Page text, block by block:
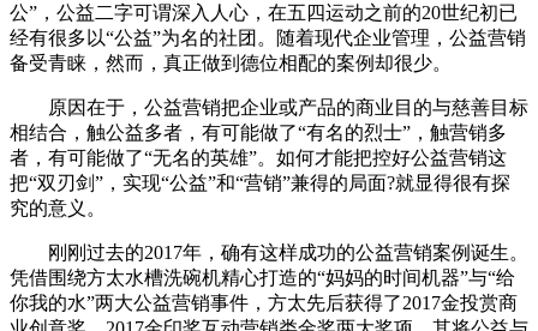
公”，公益二字可谓深入人心，在五四运动之前的20世纪初已
经有很多以“公益”为名的社团。随着现代企业管理，公益营销
备受青睐，然而，真正做到德位相配的案例却很少。
原因在于，公益营销把企业或产品的商业目的与慈善目标
相结合，触公益多者，有可能做了“有名的烈士”，触营销多
者，有可能做了“无名的英雄”。如何才能把控好公益营销这
把“双刃剑”，实现“公益”和“营销”兼得的局面?就显得很有探
究的意义。
刚刚过去的2017年，确有这样成功的公益营销案例诞生。
凭借围绕方太水槽洗碗机精心打造的“妈妈的时间机器”与“给
你我的水”两大公益营销事件，方太先后获得了2017金投赏商